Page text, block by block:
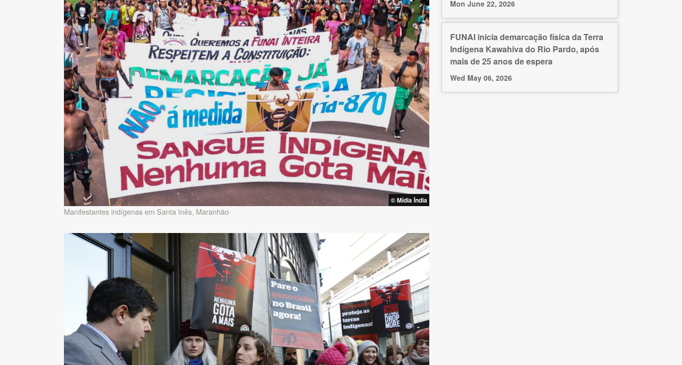
© Mídia Índia
Manifestantes indígenas em Santa Inês, Maranhão
Mon June 22, 2026
FUNAI inicia demarcação física da Terra
Indígena Kawahiva do Rio Pardo, após
mais de 25 anos de espera
Wed May 06, 2026